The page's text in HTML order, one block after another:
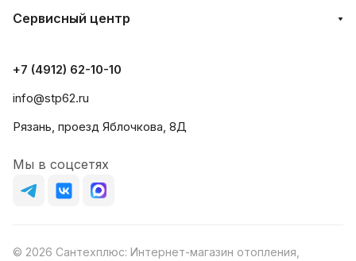
Сервисный центр
+7 (4912) 62-10-10
info@stp62.ru
Рязань, проезд Яблочкова, 8Д
Мы в соцсетях
© 2026 Сантехплюс: Интернет-магазин отопления,